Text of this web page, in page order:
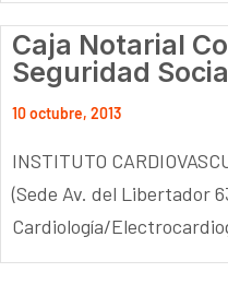
Caja Notarial
Seguridad
10 octubre, 2013
INSTITUTO
(Sede Av. del Libertador
Cardiología/